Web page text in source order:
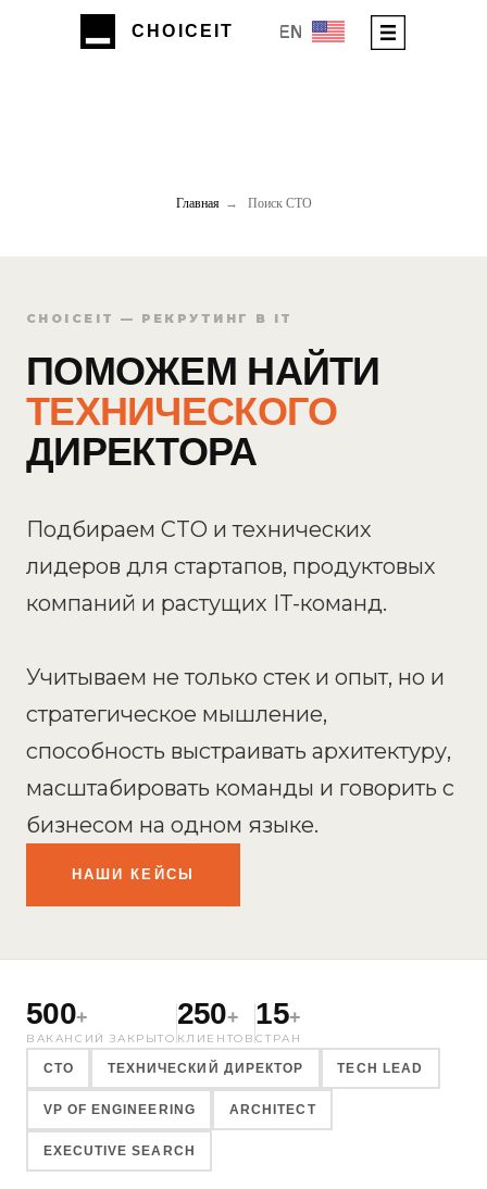
CHOIСEIT EN
Главная → Поиск СTO
CHOICEIT — РЕКРУТИНГ В IT
ПОМОЖЕМ НАЙТИ
ТЕХНИЧЕСКОГО
ДИРЕКТОРА
Подбираем CTO и технических
лидеров для стартапов, продуктовых
компаний и растущих IT-команд.
Учитываем не только стек и опыт, но и
стратегическое мышление,
способность выстраивать архитектуру,
масштабировать команды и говорить с
бизнесом на одном языке.
НАШИ КЕЙСЫ
500+
ВАКАНСИЙ ЗАКРЫТО
250+
КЛИЕНТОВ
15+
СТРАН
CTO ТЕХНИЧЕСКИЙ ДИРЕКТОР TECH LEAD
VP OF ENGINEERING ARCHITECT
EXECUTIVE SEARCH